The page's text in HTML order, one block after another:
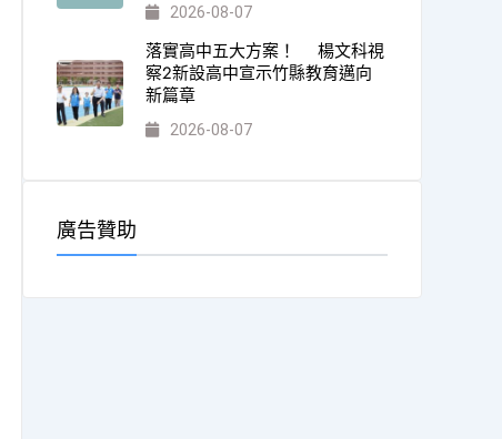
2026-08-07
落實高中五大方案！ 楊文科視
察2新設高中宣示竹縣教育邁向
新篇章
2026-08-07
廣告贊助